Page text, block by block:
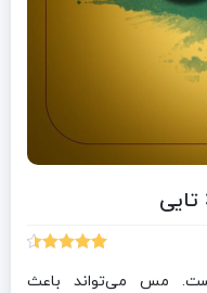
4.52
از 5
مس می‌تواند باعث